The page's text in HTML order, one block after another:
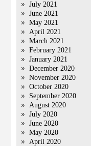
July 2021
June 2021
May 2021
April 2021
March 2021
February 2021
January 2021
December 2020
November 2020
October 2020
September 2020
August 2020
July 2020
June 2020
May 2020
April 2020